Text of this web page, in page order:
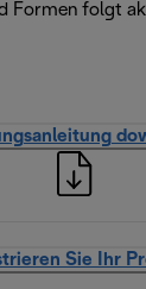
Formen folgt
Sie Ihr